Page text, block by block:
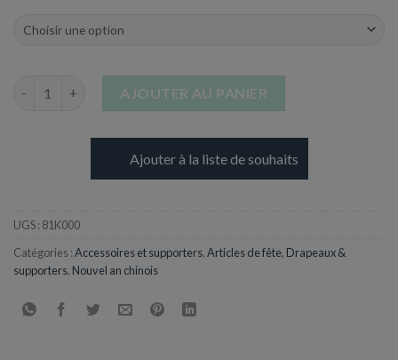
AJOUTER AU PANIER
Ajouter à la liste de souhaits
UGS : 81K000
Catégories :Accessoires et supporters,Articles de fête, Drapeaux &
supporters, Nouvel an chinois